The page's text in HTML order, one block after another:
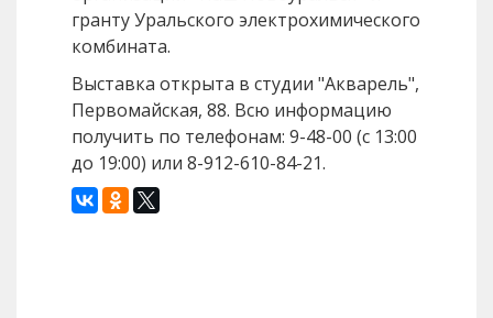
гранту Уральского электрохимического
комбината.
Выставка открыта в студии "Акварель",
Первомайская, 88. Всю информацию
получить по телефонам: 9-48-00 (с 13:00
до 19:00) или 8-912-610-84-21.